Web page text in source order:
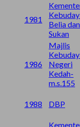
1981
Belia dan
Sukan
1986
Majlis
Negeri
Kedah-
m.s.155
1988 DBP